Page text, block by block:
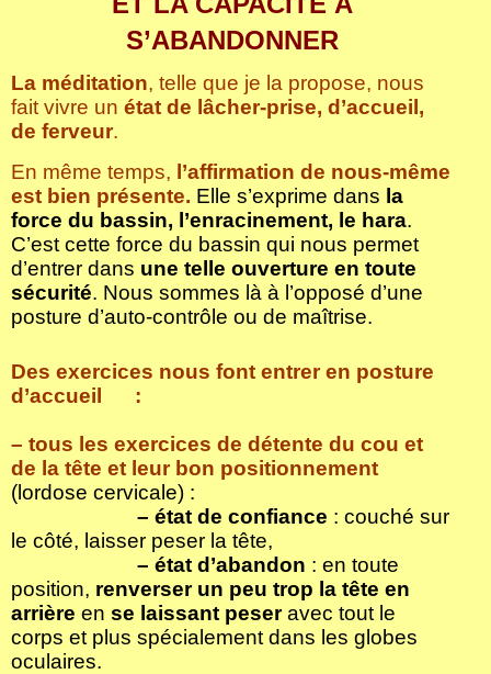
S’ABANDONNER
La méditation, telle que je la propose, nous
fait vivre un état de lâcher-prise, d’accueil,
de ferveur.
En même temps, l’affirmation de nous-même
est bien présente. Elle s’exprime dans la
force du bassin, l’enracinement, le hara.
C’est cette force du bassin qui nous permet
d’entrer dans une telle ouverture en toute
sécurité. Nous sommes là à l’opposé d’une
posture d’auto-contrôle ou de maîtrise.
Des exercices nous font entrer en posture
d’accueil :
– tous les exercices de détente du cou et
de la tête et leur bon positionnement
(lordose cervicale) :
– état de confiance : couché sur
le côté, laisser peser la tête,
– état d’abandon : en toute
position, renverser un peu trop la tête en
arrière en se laissant peseravec tout le
corps et plus spécialement dans les globes
oculaires.